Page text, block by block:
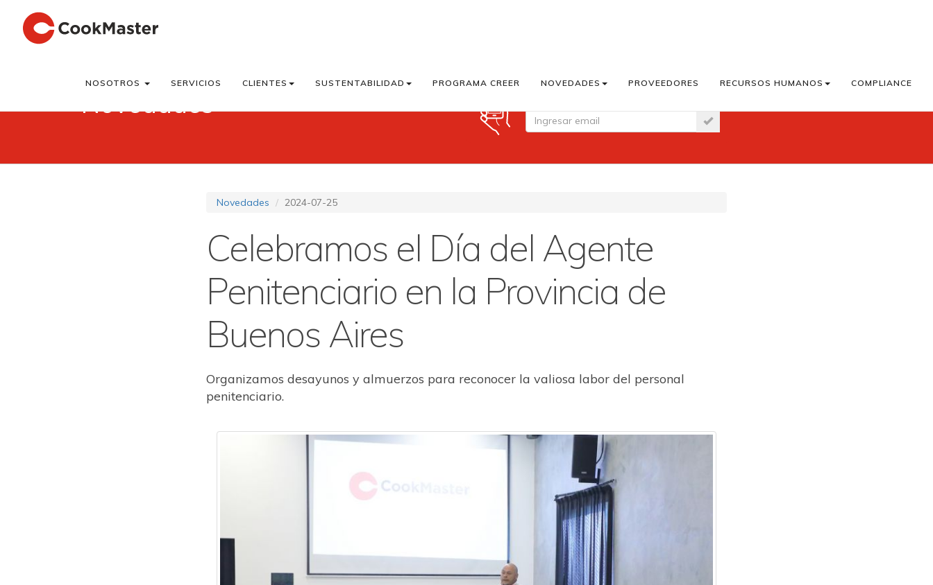
NOSOTROS SERVICIOS CLIENTES SUSTENTABILIDAD PROGRAMA CREER NOVEDADES PROVEEDORES RECURSOS HUMANOS COMPLIANCE
Novedades
Novedades 2024-07-25
Celebramos el Día del Agente
Penitenciario en la Provincia de
Buenos Aires
Organizamos desayunos y almuerzos para reconocer la valiosa labor del personal
penitenciario.